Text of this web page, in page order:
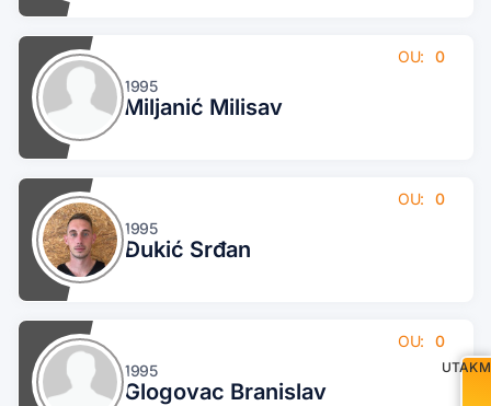
1995
Miljanić Milisav
OU: 0
1995
Đukić Srđan
OU: 0
1995
Glogovac Branislav
OU: 0